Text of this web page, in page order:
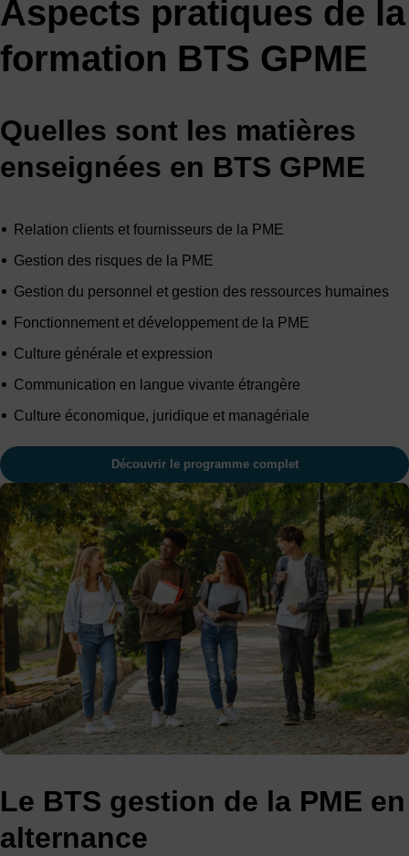
Aspects pratiques de la
formation BTS GPME
Quelles sont les matières
enseignées en BTS GPME
Relation clients et fournisseurs de la PME
Gestion des risques de la PME
Gestion du personnel et gestion des ressources humaines
Fonctionnement et développement de la PME
Culture générale et expression
Communication en langue vivante étrangère
Culture économique, juridique et managériale
Découvrir le programme complet
Le BTS gestion de la PME en
alternance